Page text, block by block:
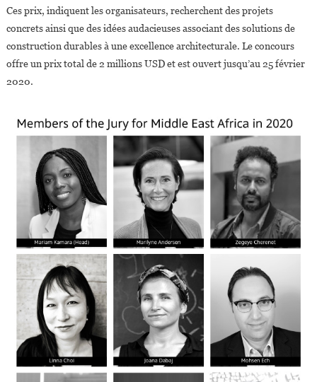
Des
Prix
2020
Le
Orient
Ces prix, indiquent les organisateurs, recherchent des projets
concrets ainsi que des idées audacieuses associant des solutions de
construction durables à une excellence architecturale. Le concours
offre un prix total de 2 millions USD et est ouvert jusqu’au 25 février
2020.